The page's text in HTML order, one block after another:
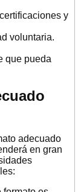
y
voluntaria.
que pueda
adecuado
en gran